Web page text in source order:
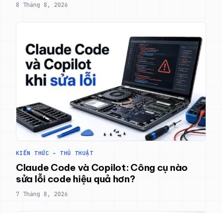
8 Tháng 8, 2026
KIẾN THỨC – THỦ THUẬT
Claude Code và Copilot: Công cụ nào
sửa lỗi code hiệu quả hơn?
7 Tháng 8, 2026